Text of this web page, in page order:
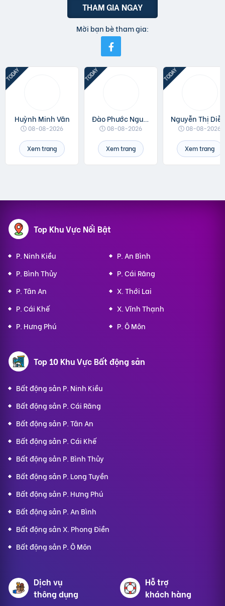
THAM GIA NGAY
Mời bạn bè tham gia:
Huỳnh Minh Văn
08-08-2026
Xem trang
Đào Phước Nguyên
08-08-2026
Xem trang
08-08-2026
Xem trang
Top Khu Vực Nổi Bật
P. Ninh Kiều
P. An Bình
P. Bình Thủy
P. Cái Răng
P. Tân An
X. Thới Lai
P. Cái Khế
X. Vĩnh Thạnh
P. Hưng Phú
P. Ô Môn
Top 10 Khu Vực Bất động sản
Bất động sản P. Ninh Kiều
Bất động sản P. Cái Răng
Bất động sản P. Tân An
Bất động sản P. Cái Khế
Bất động sản P. Bình Thủy
Bất động sản P. Long Tuyền
Bất động sản P. Hưng Phú
Bất động sản P. An Bình
Bất động sản X. Phong Điền
Bất động sản P. Ô Môn
Dịch vụ
thông dụng
Hỗ trợ
khách hàng